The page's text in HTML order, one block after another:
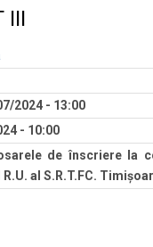
III
2024 - 13:00
- 10:00
de înscriere la
al S.R.T.FC.